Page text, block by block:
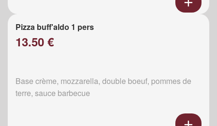
Pizza buff'aldo 1 pers
13.50 €
Base crème, mozzarella, double boeuf, pommes de
terre, sauce barbecue